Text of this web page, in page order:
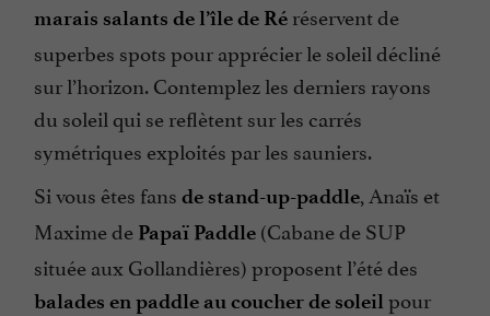
marais salants de l’île de Ré réservent de
superbes spots pour apprécier le soleil décliné
sur l’horizon. Contemplez les derniers rayons
du soleil qui se reflètent sur les carrés
symétriques exploités par les sauniers.
Si vous êtes fans de stand-up-paddle, Anaïs et
Maxime de Papaï Paddle (Cabane de SUP
située aux Gollandières) proposent l’été des
balades en paddle au coucher de soleil pour